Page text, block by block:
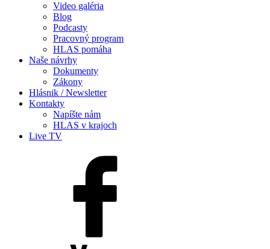
Video galéria
Blog
Podcasty
Pracovný program
HLAS pomáha
Naše návrhy
Dokumenty
Zákony
Hlásnik / Newsletter
Kontakty
Napíšte nám
HLAS v krajoch
Live TV